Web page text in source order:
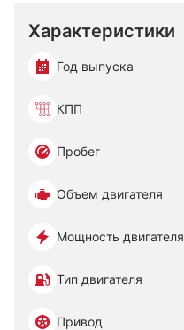
Характеристики
Год выпуска
КПП
Пробег
Объем двигателя
Мощность двигателя
Тип двигателя
Привод